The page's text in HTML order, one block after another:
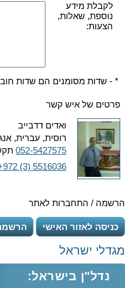
לקבלת מידע
נוספת, שאלות,
הצעות:
* - שדות מסומנים הם שדות
פרטים של איש קשר
ואדים דדבייב
רוסית, עברית,
052-5427575 תקשר מ -
(3) 5516036
הרשמה / התחברות לאתר
כניסה לאזור האישי
מגדלי ישראל
נדל"ן בישראל: